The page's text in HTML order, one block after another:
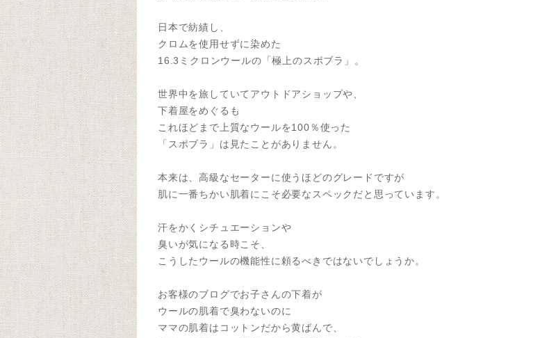
日本で紡績し、
クロムを使用せずに染めた
16.3ミクロンウールの「極上のスポブラ」。
世界中を旅していてアウトドアショップや、
下着屋をめぐるも
これほどまで上質なウールを100％使った
「スポブラ」は見たことがありません。
本来は、高級なセーターに使うほどのグレードですが
肌に一番ちかい肌着にこそ必要なスペックだと思っています。
汗をかくシチュエーションや
臭いが気になる時こそ、
こうしたウールの機能性に頼るべきではないでしょうか。
お客様のブログでお子さんの下着が
ウールの肌着で臭わないのに
ママの肌着はコットンだから黄ばんで、